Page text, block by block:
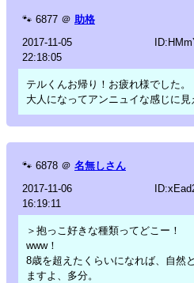
🐾 6877 ＠ 助格
2017-11-05
22:18:05
テルくんお帰り！お疲れ様でした。
大人になってアンニュイな感じに見
🐾 6878 ＠ 名無しさん
2017-11-06
16:19:11
＞抱っこ好きな種類ってどこー！
www！
8歳を超えたくらいになれば、自然
ますよ、多分。